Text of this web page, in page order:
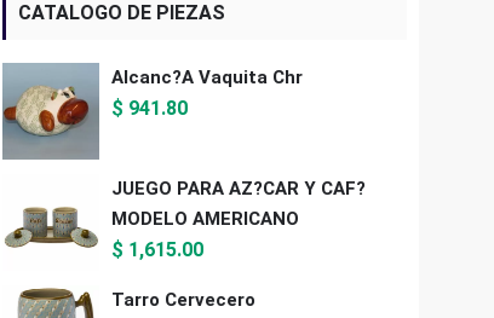
CATALOGO DE PIEZAS
Alcanc?a Vaquita Chr
$ 941.80
JUEGO PARA AZ?CAR Y CAF?
MODELO AMERICANO
$ 1,615.00
Tarro Cervecero